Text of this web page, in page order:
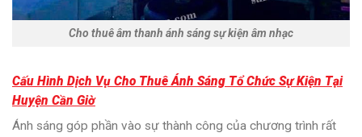
Cho thuê âm thanh ánh sáng sự kiện âm nhạc
Cấu Hình Dịch Vụ Cho Thuê Ánh Sáng Tổ Chức Sự Kiện Tại
Huyện Cần Giờ
Ánh sáng góp phần vào sự thành công của chương trình rất